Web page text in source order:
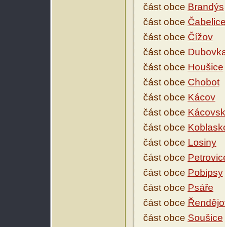
část obce Brandýs
část obce
část obce Čížov
část obce
část obce Houšice
část obce Chobot
část obce Kácov
část obce
část obce
část obce Losiny
část obce
část obce Pobipsy
část obce Psáře
část obce
část obce Soušice